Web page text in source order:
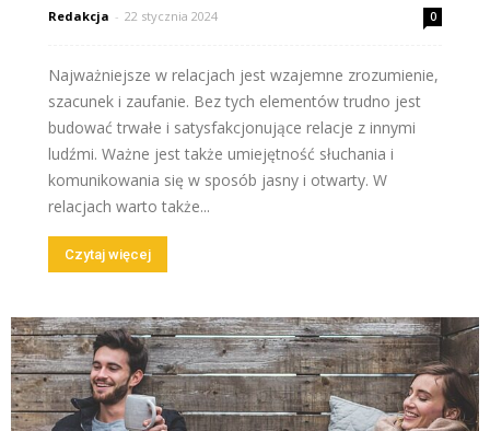
Redakcja - 22 stycznia 2024 0
Najważniejsze w relacjach jest wzajemne zrozumienie,
szacunek i zaufanie. Bez tych elementów trudno jest
budować trwałe i satysfakcjonujące relacje z innymi
ludźmi. Ważne jest także umiejętność słuchania i
komunikowania się w sposób jasny i otwarty. W
relacjach warto także...
Czytaj więcej